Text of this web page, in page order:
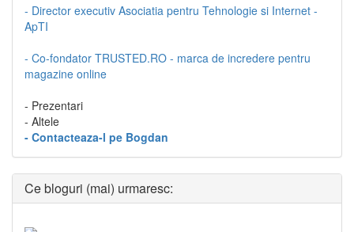
- Director executiv Asociatia pentru Tehnologie si Internet -
ApTI
- Co-fondator TRUSTED.RO - marca de incredere pentru
magazine online
- Prezentari
- Altele
- Contacteaza-l pe Bogdan
Ce bloguri (mai) urmaresc: